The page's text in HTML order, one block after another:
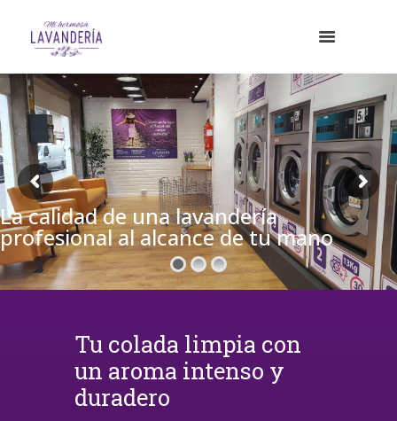
La calidad de una lavandería
profesional al alcance de tu mano
Tu colada limpia con
un aroma intenso y
duradero